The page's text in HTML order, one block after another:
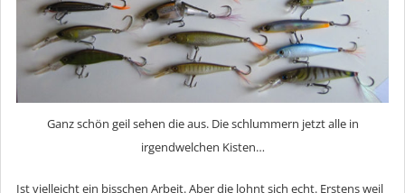
Ganz schön geil sehen die aus. Die schlummern jetzt alle in
irgendwelchen Kisten…
Ist vielleicht ein bisschen Arbeit. Aber die lohnt sich echt. Erstens weil